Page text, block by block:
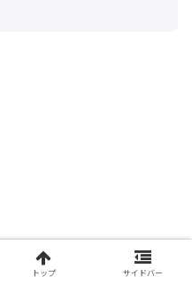
トップ サイドバー